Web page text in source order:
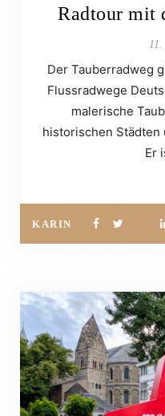
Radtour mit
Der Tauberradweg
Flussradwege
malerische
historischen Städten
Er
KARIN